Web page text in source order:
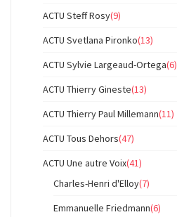
ACTU Steff Rosy(9)
ACTU Svetlana Pironko(13)
ACTU Sylvie Largeaud-Ortega(6)
ACTU Thierry Gineste(13)
ACTU Thierry Paul Millemann(11)
ACTU Tous Dehors(47)
ACTU Une autre Voix(41)
Charles-Henri d'Elloy(7)
Emmanuelle Friedmann(6)